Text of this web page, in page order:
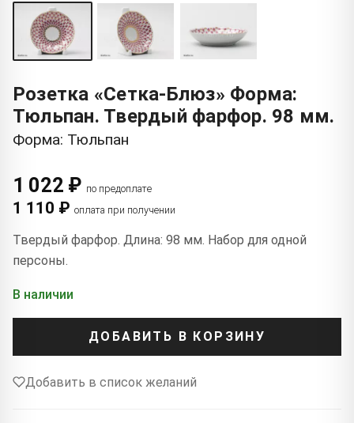
Розетка «Сетка-Блюз» Форма:
Тюльпан. Твердый фарфор. 98 мм.
Форма: Тюльпан
1 022 ₽ по предоплате
1 110 ₽ оплата при получении
Твердый фарфор. Длина: 98 мм. Набор для одной
персоны.
В наличии
ДОБАВИТЬ В КОРЗИНУ
Добавить в список желаний